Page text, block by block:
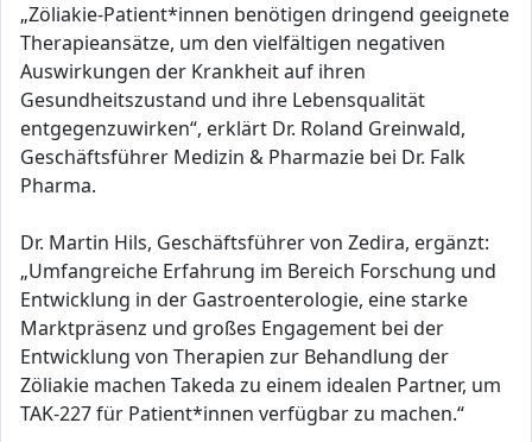
„Zöliakie-Patient*innen benötigen dringend geeignete
Therapieansätze, um den vielfältigen negativen
Auswirkungen der Krankheit auf ihren
Gesundheitszustand und ihre Lebensqualität
entgegenzuwirken“, erklärt Dr. Roland Greinwald,
Geschäftsführer Medizin & Pharmazie bei Dr. Falk
Pharma.
Dr. Martin Hils, Geschäftsführer von Zedira, ergänzt:
„Umfangreiche Erfahrung im Bereich Forschung und
Entwicklung in der Gastroenterologie, eine starke
Marktpräsenz und großes Engagement bei der
Entwicklung von Therapien zur Behandlung der
Zöliakie machen Takeda zu einem idealen Partner, um
TAK-227 für Patient*innen verfügbar zu machen.“